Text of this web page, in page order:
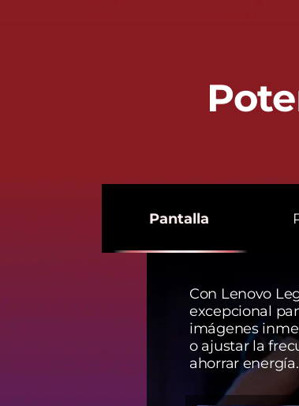
Pantalla
Con Lenovo
excepcional
imágenes
o ajustar la
ahorrar